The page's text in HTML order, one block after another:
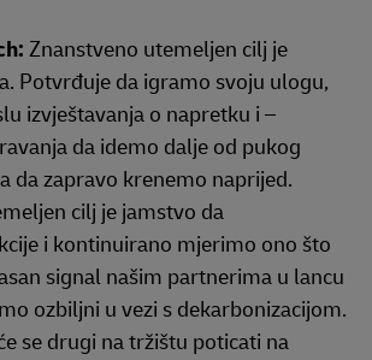
Znanstveno utemeljen cilj je
Potvrđuje da igramo svoju ulogu,
izvještavanja o napretku i –
da idemo dalje od pukog
da zapravo krenemo naprijed.
cilj je jamstvo da
i kontinuirano mjerimo ono što
signal našim partnerima u lancu
ozbiljni u vezi s dekarbonizacijom.
se drugi na tržištu poticati na